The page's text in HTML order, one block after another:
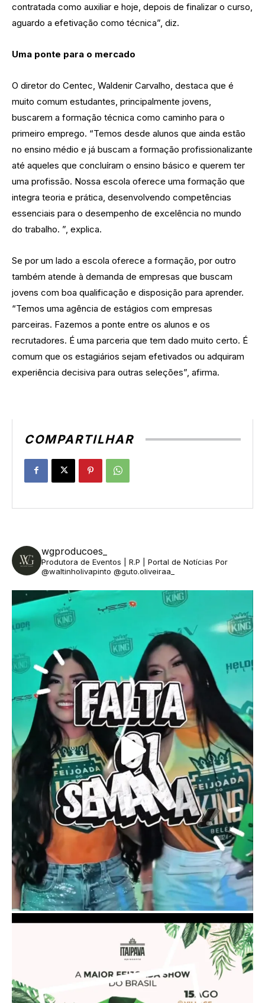
contratada como auxiliar e hoje, depois de finalizar o curso,
aguardo a efetivação como técnica”, diz.
Uma ponte para o mercado
O diretor do Centec, Waldenir Carvalho, destaca que é
muito comum estudantes, principalmente jovens,
buscarem a formação técnica como caminho para o
primeiro emprego. “Temos desde alunos que ainda estão
no ensino médio e já buscam a formação profissionalizante
até aqueles que concluíram o ensino básico e querem ter
uma profissão. Nossa escola oferece uma formação que
integra teoria e prática, desenvolvendo competências
essenciais para o desempenho de excelência no mundo
do trabalho. ”, explica.
Se por um lado a escola oferece a formação, por outro
também atende à demanda de empresas que buscam
jovens com boa qualificação e disposição para aprender.
“Temos uma agência de estágios com empresas
parceiras. Fazemos a ponte entre os alunos e os
recrutadores. É uma parceria que tem dado muito certo. É
comum que os estagiários sejam efetivados ou adquiram
experiência decisiva para outras seleções”, afirma.
COMPARTILHAR
wgproducoes_
Produtora de Eventos | R.P | Portal de Notícias Por
@waltinholivapinto @guto.oliveiraa_